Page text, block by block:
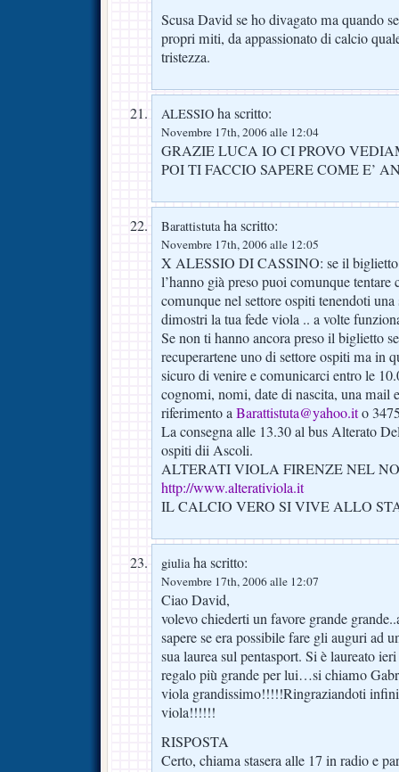
Scusa David se ho divagato ma quando
propri miti, da appassionato di calcio
tristezza.
ALESSIO ha scritto:
Novembre 17th, 2006 alle 12:04
GRAZIE LUCA IO CI PROVO
POI TI FACCIO SAPERE COME E’
Barattistutaha scritto:
Novembre 17th, 2006 alle 12:05
X ALESSIO DI CASSINO: se il biglietto
l’hanno già preso puoi comunque tentare
comunque nel settore ospiti tenendoti una
dimostri la tua fede viola .. a volte
Se non ti hanno ancora preso il biglietto
recuperartene uno di settore ospiti ma in
sicuro di venire e comunicarci entro le
cognomi, nomi, date di nascita, una mail
riferimento aBarattistuta@yahoo.ito
La consegna alle 13.30 al bus Alterato
ospiti dii Ascoli.
ALTERATI VIOLA FIRENZE NEL
http://www.alterativiola.it
IL CALCIO VERO SI VIVE ALLO
giuliaha scritto:
Novembre 17th, 2006 alle 12:07
Ciao David,
volevo chiederti un favore grande
sapere se era possibile fare gli auguri ad
sua laurea sul pentasport. Si è laureato
regalo più grande per lui…si chiamo
viola grandissimo!!!!!Ringraziandoti
viola!!!!!!
RISPOSTA
Certo, chiama stasera alle 17 in radio e